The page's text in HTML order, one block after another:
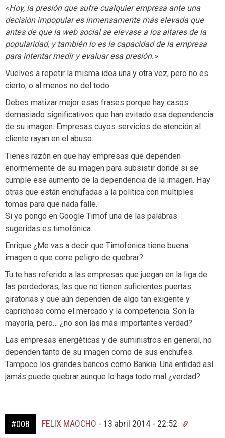
«Hoy, la presión que sufre cualquier empresa ante una
decisión impopular es inmensamente más elevada que
antes de que la web social se elevase a los altares de la
popularidad, y también lo es la capacidad de la empresa
para intentar medir y evaluar esa presión.»
Vuelves a repetir la misma idea una y otra vez, pero no es
cierto, o al menos no del todo.
Debes matizar mejor esas frases porque hay casos
demasiado significativos que han evitado esa dependencia
de su imagen. Empresas cuyos servicios de atención al
cliente rayan en el abuso.
Tienes razón en que hay empresas que dependen
enormemente de su imagen para subsistir donde si se
cumple ese aumento de la dependencia de la imagen. Hay
otras que están enchufadas a la política con multiples
tomas para que nada falle.
Si yo pongo en Google Timof una de las palabras
sugeridas es timofónica.
Enrique ¿Me vas a decir que Timofónica tiene buena
imagen o que corre peligro de quebrar?
Tu te has referido a las empresas que juegan en la liga de
las perdedoras, las que no tienen suficientes puertas
giratorias y que aún dependen de algo tan exigente y
caprichoso como el mercado y la competencia. Son la
mayoría, pero… ¿no son las más importantes verdad?
Las empresas energéticas y de suministros en general, no
dependen tanto de su imagen como de sus enchufes.
Tampoco los grandes bancos como Bankia. Una entidad así
jamás puede quebrar aunque lo haga todo mal ¿verdad?
#008 FELIX MAOCHO - 13 abril 2014 - 22:52